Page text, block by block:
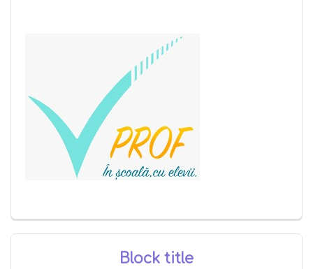
Block title